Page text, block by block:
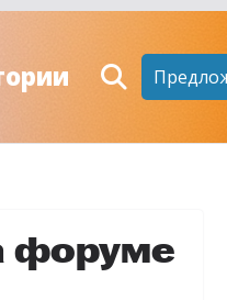
форуме